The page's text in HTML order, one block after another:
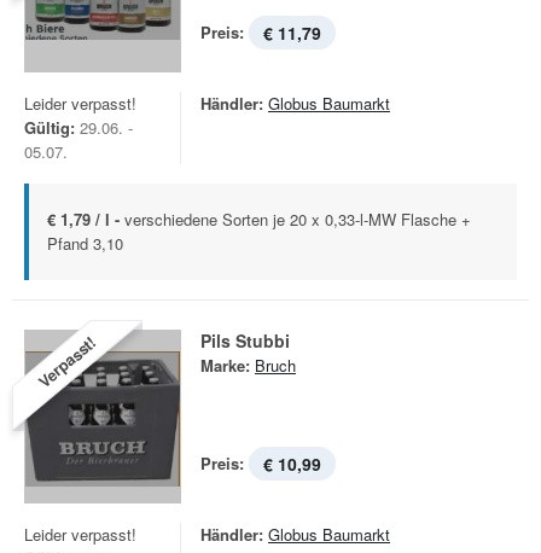
Preis: € 11,79
Leider verpasst!
Gültig: 29.06. -
05.07.
Händler: Globus Baumarkt
€ 1,79 / l - verschiedene Sorten je 20 x 0,33-l-MW Flasche +
Pfand 3,10
Verpasst! Pils Stubbi
Marke: Bruch
Preis: € 10,99
Leider verpasst!
Händler: Globus Baumarkt